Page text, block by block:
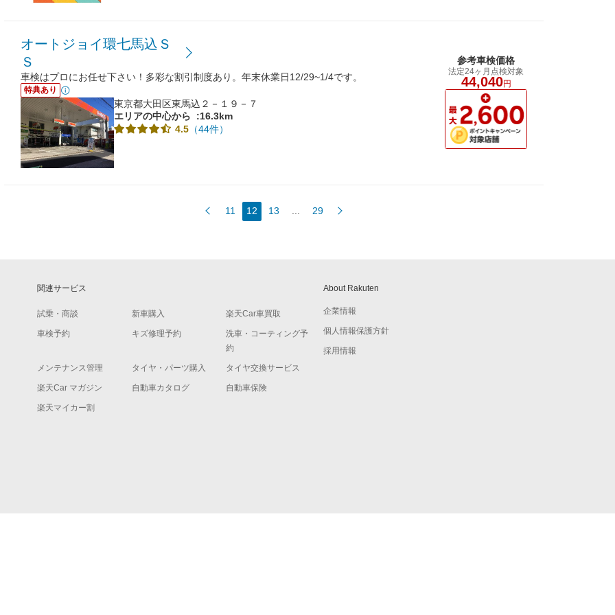
オートジョイ環七馬込Ｓ
Ｓ
車検はプロにお任せ下さい！多彩な割引制度あり。年末休業日12/29~1/4です。
特典あり
東京都大田区東馬込２－１９－７
エリアの中心から
:16.3km
4.5 （44件）
参考車検価格
法定24ヶ月点検対象
44,040円
11 12 13 29
関連サービス
試乗・商談 新車購入 楽天Car車買取
車検予約 キズ修理予約
洗車・コーティング予
約
メンテナンス管理 タイヤ・パーツ購入 タイヤ交換サービス
楽天Car マガジン 自動車カタログ 自動車保険
楽天マイカー割
About Rakuten
企業情報
個人情報保護方針
採用情報